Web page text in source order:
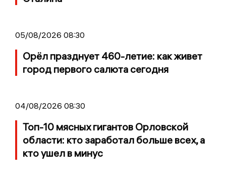
05/08/2026 08:30
Орёл празднует 460-летие: как живет
город первого салюта сегодня
04/08/2026 08:30
Топ-10 мясных гигантов Орловской
области: кто заработал больше всех, а
кто ушел в минус